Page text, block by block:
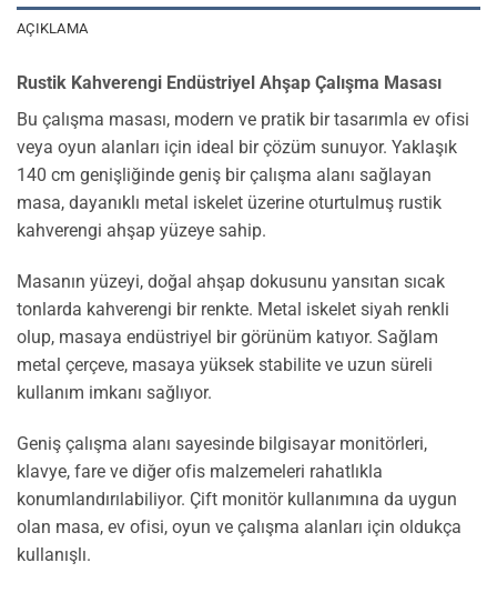
AÇIKLAMA
Rustik Kahverengi Endüstriyel Ahşap Çalışma Masası
Bu çalışma masası, modern ve pratik bir tasarımla ev ofisi
veya oyun alanları için ideal bir çözüm sunuyor. Yaklaşık
140 cm genişliğinde geniş bir çalışma alanı sağlayan
masa, dayanıklı metal iskelet üzerine oturtulmuş rustik
kahverengi ahşap yüzeye sahip.
Masanın yüzeyi, doğal ahşap dokusunu yansıtan sıcak
tonlarda kahverengi bir renkte. Metal iskelet siyah renkli
olup, masaya endüstriyel bir görünüm katıyor. Sağlam
metal çerçeve, masaya yüksek stabilite ve uzun süreli
kullanım imkanı sağlıyor.
Geniş çalışma alanı sayesinde bilgisayar monitörleri,
klavye, fare ve diğer ofis malzemeleri rahatlıkla
konumlandırılabiliyor. Çift monitör kullanımına da uygun
olan masa, ev ofisi, oyun ve çalışma alanları için oldukça
kullanışlı.